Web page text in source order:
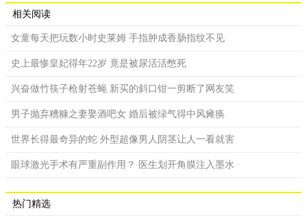
相关阅读
女童每天把玩数小时史莱姆 手指肿成香肠指纹不见
史上最惨皇妃得年22岁 竟是被尿活活憋死
兴奋做竹筷子枪射苍蝇 新买的斜口钳一剪断了网友笑
男子抛弃糟糠之妻娶酒吧女 婚后被绿气得中风瘫痪
世界长得最奇异的蛇 外型超像男人阴茎让人一看就害
眼球激光手术有严重副作用？ 医生划开角膜注入墨水
热门精选